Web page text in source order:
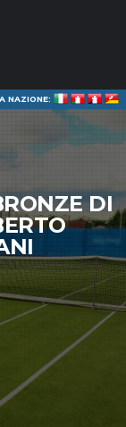
NAZIONE:
DI